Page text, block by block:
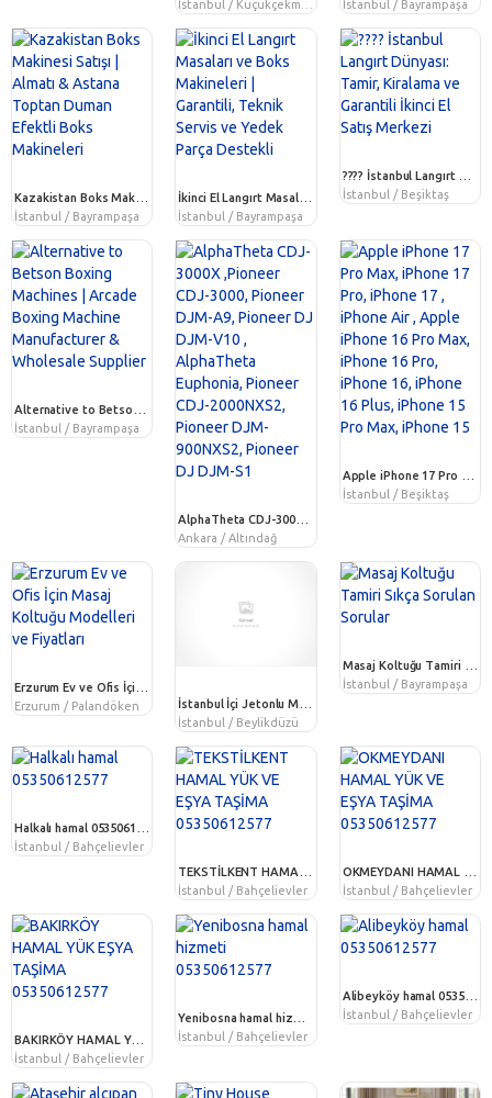
İstanbul / Bayrampaşa
İstanbul / Bayrampaşa
İstanbul / Bayrampaşa
İstanbul / Beşiktaş
İstanbul / Bayrampaşa
AlphaTheta CDJ-3000X ,Pioneer CDJ-3000, Pioneer DJM-A9, Pioneer DJ DJM-V10 , AlphaTheta Euphonia, Pioneer CDJ-2000NXS2, Pioneer DJM-900NXS2, Pioneer DJ DJM-S1
Ankara / Altındağ
İstanbul / Beşiktaş
Erzurum / Palandöken
İstanbul / Beylikdüzü
İstanbul / Bayrampaşa
İstanbul / Bahçelievler
İstanbul / Bahçelievler
İstanbul / Bahçelievler
BAKIRKÖY HAMAL YÜK EŞYA TAŞİMA 05350612577
İstanbul / Bahçelievler
İstanbul / Bahçelievler
Alibeyköy hamal 05350612577
İstanbul / Bahçelievler